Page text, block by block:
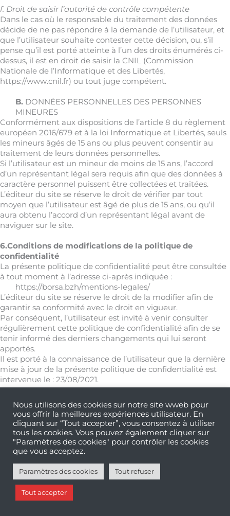
f. Droit de saisir l’autorité de contrôle compétente
Dans le cas où le responsable du traitement des données
décide de ne pas répondre à la demande de l’utilisateur, et
que l’utilisateur souhaite contester cette décision, ou, s’il
pense qu’il est porté atteinte à l’un des droits énumérés ci-
dessus, il est en droit de saisir la CNIL (Commission
Nationale de l’Informatique et des Libertés,
https://www.cnil.fr) ou tout juge compétent.
B. DONNÉES PERSONNELLES DES PERSONNES
MINEURES
Conformément aux dispositions de l’article 8 du règlement
européen 2016/679 et à la loi Informatique et Libertés, seuls
les mineurs âgés de 15 ans ou plus peuvent consentir au
traitement de leurs données personnelles.
Si l’utilisateur est un mineur de moins de 15 ans, l’accord
d’un représentant légal sera requis afin que des données à
caractère personnel puissent être collectées et traitées.
L’éditeur du site se réserve le droit de vérifier par tout
moyen que l’utilisateur est âgé de plus de 15 ans, ou qu’il
aura obtenu l’accord d’un représentant légal avant de
naviguer sur le site.
6.Conditions de modifications de la politique de
confidentialité
La présente politique de confidentialité peut être consultée
à tout moment à l’adresse ci-après indiquée :
https://borsa.bzh/mentions-legales/
L’éditeur du site se réserve le droit de la modifier afin de
garantir sa conformité avec le droit en vigueur.
Par conséquent, l’utilisateur est invité à venir consulter
régulièrement cette politique de confidentialité afin de se
tenir informé des derniers changements qui lui seront
apportés.
Il est porté à la connaissance de l’utilisateur que la dernière
mise à jour de la présente politique de confidentialité est
intervenue le : 23/08/2021.
MENTIONS LÉGALES - RGPD
L’entreprise Nos savoir-faire Nos réalisations
Nos actualités
Nous utilisons des cookies sur notre site wweb pour
vous offrir la meilleures expériences utilisateur. En
cliquant sur “Tout accepter”, vous consentez à utiliser
tous les cookies. Vous pouvez également cliquer sur
"Paramètres des cookies" pour contrôler les cookies
que vous acceptez.
Paramètres des cookies Tout refuser
Tout accepter